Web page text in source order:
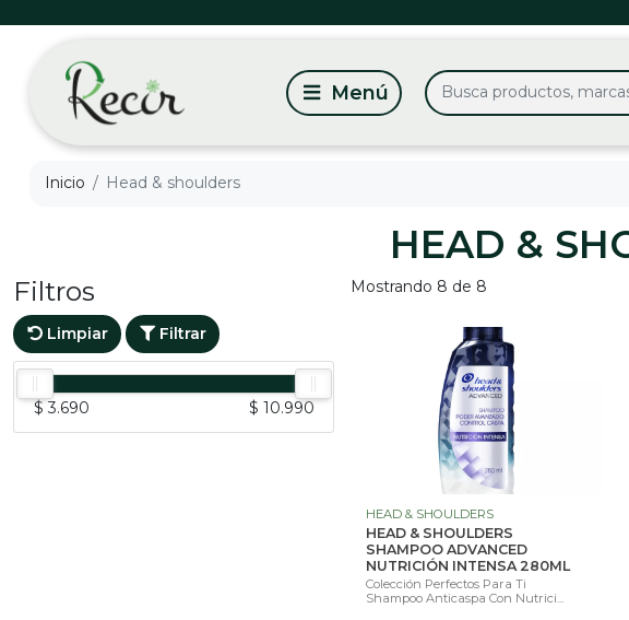
Inicio Head & shoulders
HEAD &
Filtros
Limpiar Filtrar
$ 3.690 $ 10.990
Mostrando 8 de 8
HEAD & SHOULDERS
HEAD & SHOULDERS
SHAMPOO ADVANCED
NUTRICIÓN INTENSA 280ML
Colección Perfectos Para Ti
Shampoo Anticaspa Con Nutrici...